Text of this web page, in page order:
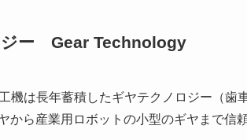
ジー Gear Technology
機は長年蓄積したギヤテクノロジー（歯
から産業用ロボットの小型のギヤまで信